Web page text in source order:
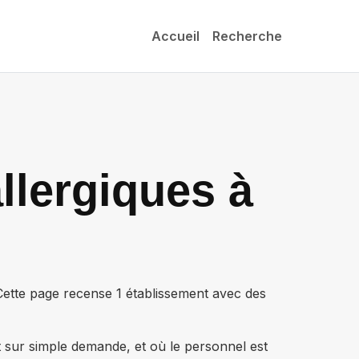
Accueil Recherche
à
page recense 1 établissement avec des
simple demande, et où le personnel est